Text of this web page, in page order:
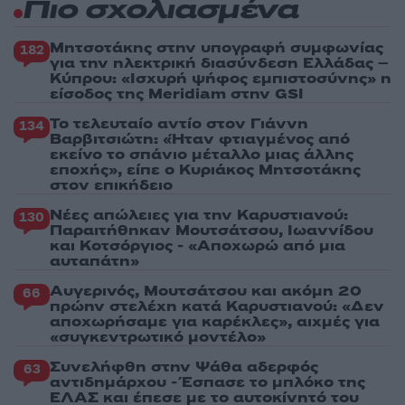
Πιο σχολιασμένα
182 Μητσοτάκης στην υπογραφή συμφωνίας
για την ηλεκτρική διασύνδεση Ελλάδας –
Κύπρου: «Ισχυρή ψήφος εμπιστοσύνης» η
είσοδος της Meridiam στην GSI
134 Το τελευταίο αντίο στον Γιάννη
Βαρβιτσιώτη: «Ήταν φτιαγμένος από
εκείνο το σπάνιο μέταλλο μιας άλλης
εποχής», είπε ο Κυριάκος Μητσοτάκης
στον επικήδειο
130 Νέες απώλειες για την Καρυστιανού:
Παραιτήθηκαν Μουτσάτσου, Ιωαννίδου
και Κοτσόργιος - «Αποχωρώ από μια
αυταπάτη»
66 Αυγερινός, Μουτσάτσου και ακόμη 20
πρώην στελέχη κατά Καρυστιανού: «Δεν
αποχωρήσαμε για καρέκλες», αιχμές για
«συγκεντρωτικό μοντέλο»
63 Συνελήφθη στην Ψάθα αδερφός
αντιδημάρχου - Έσπασε το μπλόκο της
ΕΛΑΣ και έπεσε με το αυτοκίνητό του